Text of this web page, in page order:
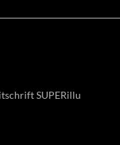
SUPERillu